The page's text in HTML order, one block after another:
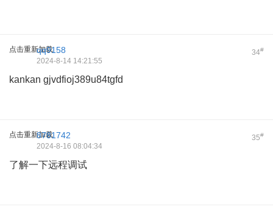
点击重新加载 34#
qq9158
2024-8-14 14:21:55
kankan gjvdfioj389u84tgfd
点击重新加载 35#
8781742
2024-8-16 08:04:34
了解一下远程调试